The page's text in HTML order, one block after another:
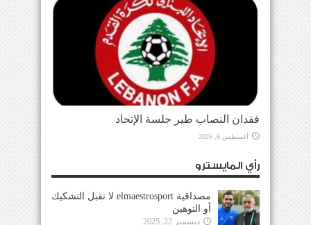
فقدان النصاب طير جلسة الإتحاد
أغسطس 6, 2026
رأي المايسترو
مصداقية elmaestrosport لا تقبل التشكيك
أو التوهين
ديسمبر 22, 2025